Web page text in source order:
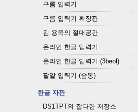
구름 입력기
구름 입력기 확장판
김 용묵의 절대공간
온라인 한글 입력기
온라인 한글 입력기 (3beol)
팥알 입력기 (숨통)
한글 자판
DS1TPT의 잡다한 저장소